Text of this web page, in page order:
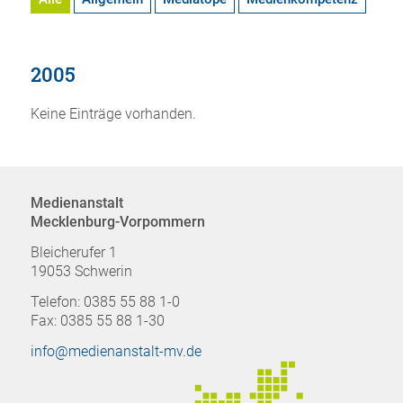
2005
Keine Einträge vorhanden.
Medienanstalt
Mecklenburg-Vorpommern
Bleicherufer 1
19053 Schwerin
Telefon: 0385 55 88 1-0
Fax: 0385 55 88 1-30
info@medienanstalt-mv.de